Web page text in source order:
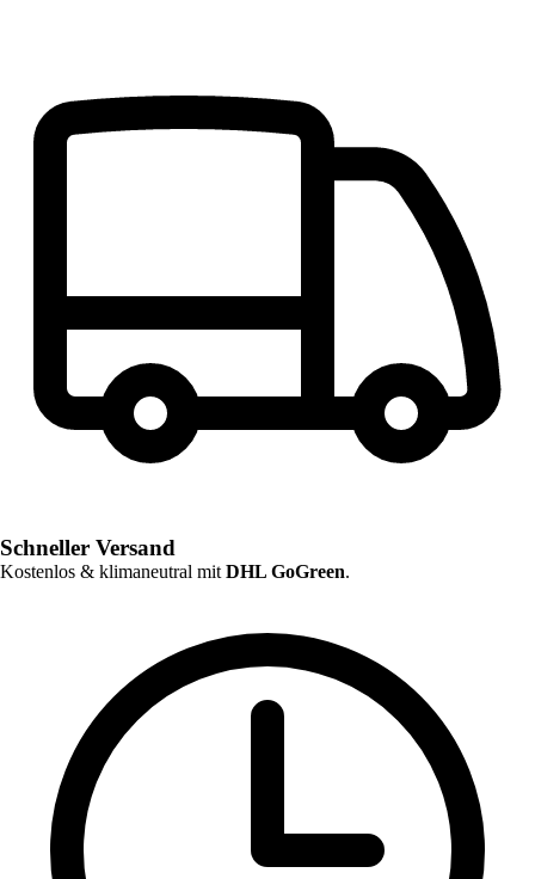
Schneller Versand
Kostenlos & klimaneutral mit DHL GoGreen.